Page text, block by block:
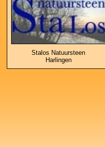
Stalos Natuursteen
Harlingen